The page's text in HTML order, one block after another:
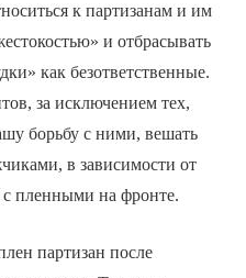
к партизанам и им
и отбрасывать
как безответственные.
за исключением тех,
борьбу с ними, вешать
в зависимости от
с пленными на фронте.
партизан после